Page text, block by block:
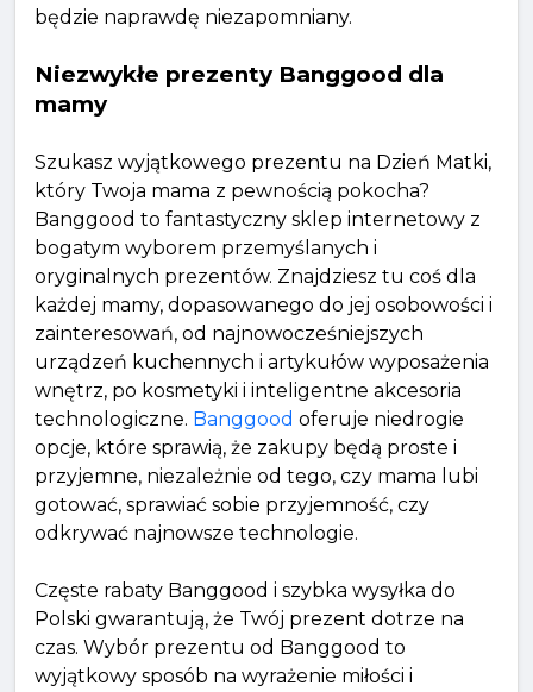
będzie naprawdę niezapomniany.
Niezwykłe prezenty Banggood dla
mamy
Szukasz wyjątkowego prezentu na Dzień Matki,
który Twoja mama z pewnością pokocha?
Banggood to fantastyczny sklep internetowy z
bogatym wyborem przemyślanych i
oryginalnych prezentów. Znajdziesz tu coś dla
każdej mamy, dopasowanego do jej osobowości i
zainteresowań, od najnowocześniejszych
urządzeń kuchennych i artykułów wyposażenia
wnętrz, po kosmetyki i inteligentne akcesoria
technologiczne. Banggood oferuje niedrogie
opcje, które sprawią, że zakupy będą proste i
przyjemne, niezależnie od tego, czy mama lubi
gotować, sprawiać sobie przyjemność, czy
odkrywać najnowsze technologie.
Częste rabaty Banggood i szybka wysyłka do
Polski gwarantują, że Twój prezent dotrze na
czas. Wybór prezentu od Banggood to
wyjątkowy sposób na wyrażenie miłości i